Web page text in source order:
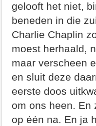
gelooft het niet,
beneden in die
Charlie Chaplin
moest herhaald,
maar verscheen
en sluit deze
eerste doos
om ons heen. En
op één na. En ja